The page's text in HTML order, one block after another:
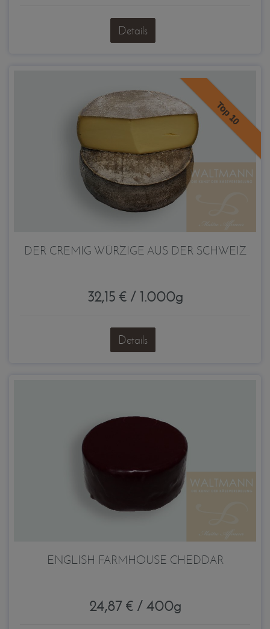
Details
Top 10
DER CREMIG WÜRZIGE AUS DER SCHWEIZ
32,15 € / 1.000g
Details
ENGLISH FARMHOUSE CHEDDAR
24,87 € / 400g